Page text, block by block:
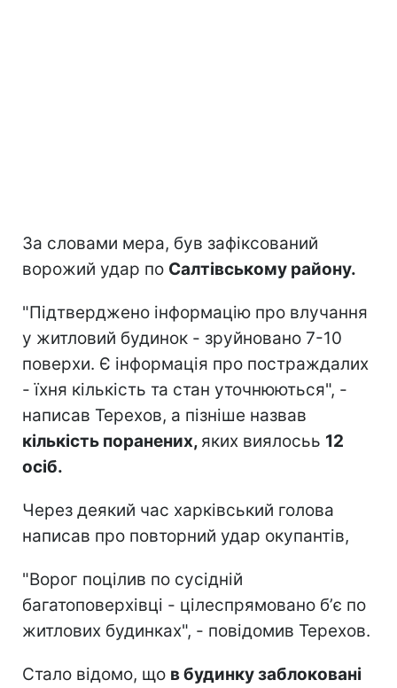
За словами мера, був зафіксований
ворожий удар по Салтівському району.
"Підтверджено інформацію про влучання
у житловий будинок - зруйновано 7-10
поверхи. Є інформація про постраждалих
- їхня кількість та стан уточнюються", -
написав Терехов, а пізніше назвав
кількість поранених, яких виялосьь 12
осіб.
Через деякий час харківський голова
написав про повторний удар окупантів,
"Ворог поцілив по сусідній
багатоповерхівці - цілеспрямовано бʼє по
житлових будинках", - повідомив Терехов.
Стало відомо, що в будинку заблоковані